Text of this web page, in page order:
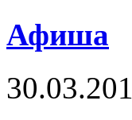
Афиша